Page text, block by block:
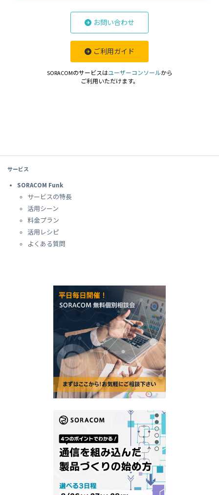
お問い合わせ
ご利用ガイド
SORACOMのサービスはユーザーコンソールから
ご利用いただけます。
サービス
SORACOM Funk
サービスの特長
活用シーン
料金プラン
活用レシピ
よくある質問